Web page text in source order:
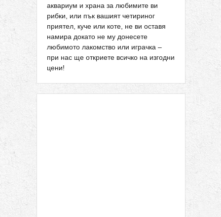
аквариум и храна за любимите ви
рибки, или пък вашият четириног
приятел, куче или коте, не ви оставя
намира докато не му донесете
любимото лакомство или играчка –
при нас ще откриете всичко на изгодни
цени!